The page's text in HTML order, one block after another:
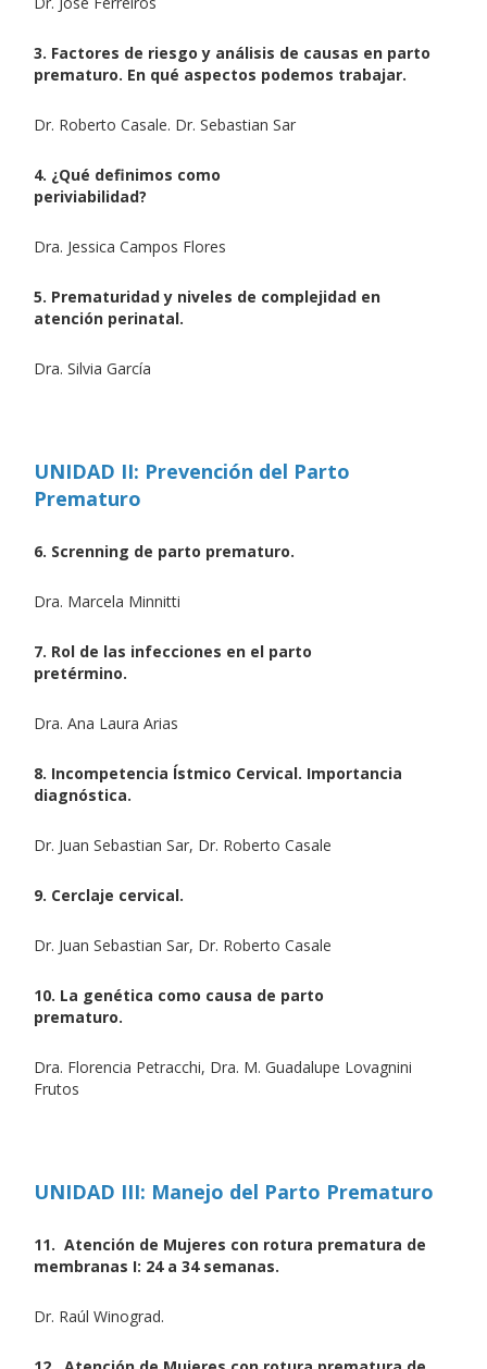
3. Factores de riesgo y análisis de causas en parto
prematuro. En qué aspectos podemos trabajar.
Dr. Roberto Casale. Dr. Sebastian Sar
4. ¿Qué definimos como
periviabilidad?
Dra. Jessica Campos Flores
5. Prematuridad y niveles de complejidad en
atención perinatal.
Dra. Silvia García
UNIDAD II: Prevención del Parto
Prematuro
6. Screnning de parto prematuro.
Dra. Marcela Minnitti
7. Rol de las infecciones en el parto
pretérmino.
Dra. Ana Laura Arias
8. Incompetencia Ístmico Cervical. Importancia
diagnóstica.
Dr. Juan Sebastian Sar, Dr. Roberto Casale
9. Cerclaje cervical.
Dr. Juan Sebastian Sar, Dr. Roberto Casale
10. La genética como causa de parto
prematuro.
Dra. Florencia Petracchi, Dra. M. Guadalupe Lovagnini
Frutos
UNIDAD III: Manejo del Parto Prematuro
11. Atención de Mujeres con rotura prematura de
membranas I: 24 a 34 semanas.
Dr. Raúl Winograd.